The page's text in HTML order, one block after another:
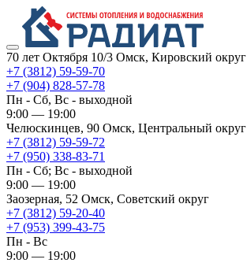
70 лет Октября 10/3 Омск, Кировский округ
+7 (3812) 59-59-70
+7 (904) 828-57-78
Пн - Сб, Вс - выходной
9:00 — 19:00
Челюскинцев, 90 Омск, ​Центральный округ
+7 (3812) 59-59-72
+7 (950) 338-83-71
Пн - Сб; Вс - выходной
9:00 — 19:00
Заозерная, 52 Омск, ​Советский округ
+7 (3812) 59-20-40
+7 (953) 399-43-75
Пн - Вс
9:00 — 19:00